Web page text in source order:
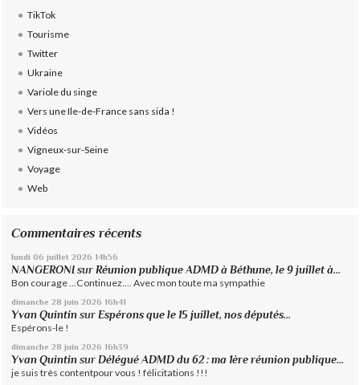
TikTok
Tourisme
Twitter
Ukraine
Variole du singe
Vers une Ile-de-France sans sida !
Vidéos
Vigneux-sur-Seine
Voyage
Web
Commentaires récents
lundi 06 juillet 2026 14h56
NANGERONI surRéunion publique ADMD à Béthune, le 9 juillet à...
Bon courage ...Continuez.... Avec mon toute ma sympathie
dimanche 28 juin 2026 16h41
Yvan Quintin surEspérons que le 15 juillet, nos députés...
Espérons-le !
dimanche 28 juin 2026 16h39
Yvan Quintin surDélégué ADMD du 62 : ma 1ère réunion publique...
je suis très contentpour vous ! félicitations !!!